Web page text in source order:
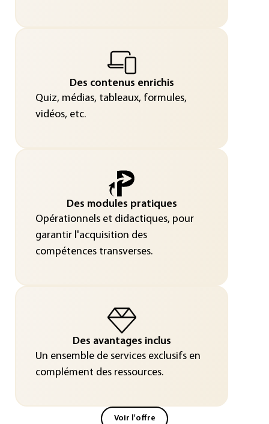
Des contenus enrichis
Quiz, médias, tableaux, formules,
vidéos, etc.
Des modules pratiques
Opérationnels et didactiques, pour
garantir l'acquisition des
compétences transverses.
Des avantages inclus
Un ensemble de services exclusifs en
complément des ressources.
Voir l'offre